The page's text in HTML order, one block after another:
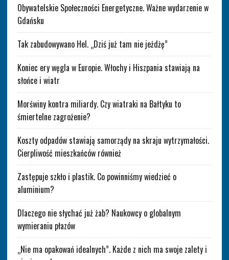
Obywatelskie Społeczności Energetyczne. Ważne wydarzenie w
Gdańsku
Tak zabudowywano Hel. „Dziś już tam nie jeżdżę”
Koniec ery węgla w Europie. Włochy i Hiszpania stawiają na
słońce i wiatr
Morświny kontra miliardy. Czy wiatraki na Bałtyku to
śmiertelne zagrożenie?
Koszty odpadów stawiają samorządy na skraju wytrzymałości.
Cierpliwość mieszkańców również
Zastępuje szkło i plastik. Co powinniśmy wiedzieć o
aluminium?
Dlaczego nie słychać już żab? Naukowcy o globalnym
wymieraniu płazów
„Nie ma opakowań idealnych”. Każde z nich ma swoje zalety i